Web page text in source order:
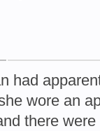
had
wore an
there were